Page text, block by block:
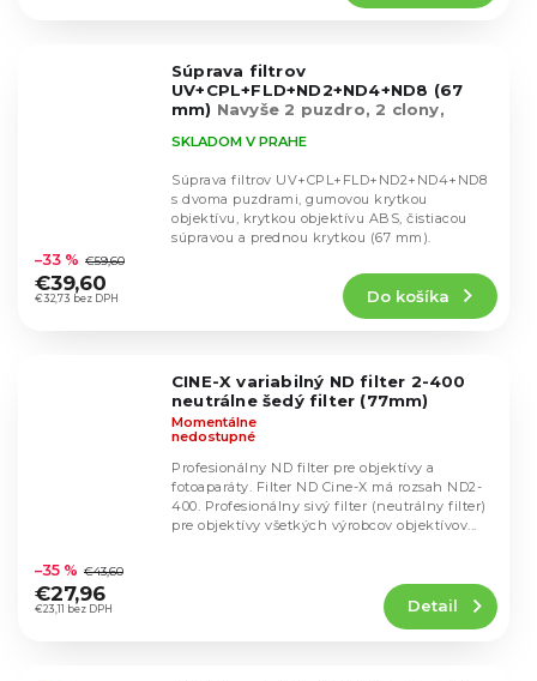
Súprava filtrov
UV+CPL+FLD+ND2+ND4+ND8 (67
mm) Navyše 2 puzdro, 2 clony,
hodnotenie
produktu
je
SKLADOM V PRAHE
€32,73 bez DPH
–33 % €59,60
€39,60
Do košíka
Súprava filtrov UV+CPL+FLD+ND2+ND4+ND8
s dvoma puzdrami, gumovou krytkou
objektívu, krytkou objektívu ABS, čistiacou
súpravou a prednou krytkou (67 mm).
CINE-X variabilný ND filter 2-400
neutrálne šedý filter (77mm)
hodnotenie
produktu
je
Momentálne
nedostupné
€23,11 bez DPH
–35 % €43,60
€27,96 Detail
Profesionálny ND filter pre objektívy a
fotoaparáty. Filter ND Cine-X má rozsah ND2-
400. Profesionálny sivý filter (neutrálny filter)
pre objektívy všetkých výrobcov objektívov...